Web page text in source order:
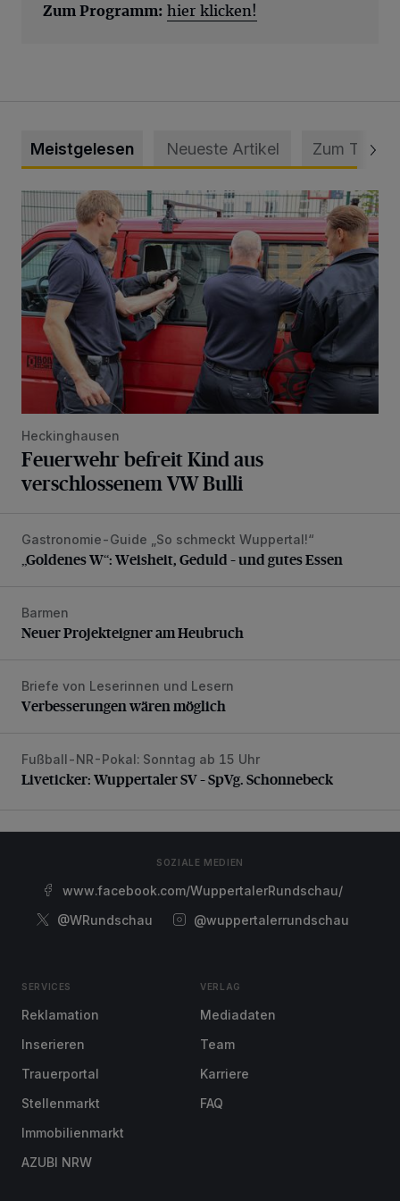
Zum Programm: hier klicken!
Meistgelesen Neueste Artikel Zum Thema
Feuerwehr befreit Kind aus verschlossenem VW Bulli
Heckinghausen
Feuerwehr befreit Kind aus
verschlossenem VW Bulli
„Goldenes W“: Weisheit, Geduld – und gutes Essen
Gastronomie-Guide „So schmeckt Wuppertal!“
„Goldenes W“: Weisheit, Geduld – und gutes Essen
Neuer Projekteigner am Heubruch
Barmen
Neuer Projekteigner am Heubruch
Verbesserungen wären möglich
Briefe von Leserinnen und Lesern
Verbesserungen wären möglich
Liveticker: Wuppertaler SV – SpVg. Schonnebeck
Fußball-NR-Pokal: Sonntag ab 15 Uhr
Liveticker: Wuppertaler SV – SpVg. Schonnebeck
SOZIALE MEDIEN
www.facebook.com/WuppertalerRundschau/
@WRundschau
@wuppertalerrundschau
SERVICES
Reklamation
Inserieren
Trauerportal
Stellenmarkt
Immobilienmarkt
AZUBI NRW
VERLAG
Mediadaten
Team
Karriere
FAQ